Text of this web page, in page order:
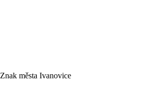
Znak města Ivanovice